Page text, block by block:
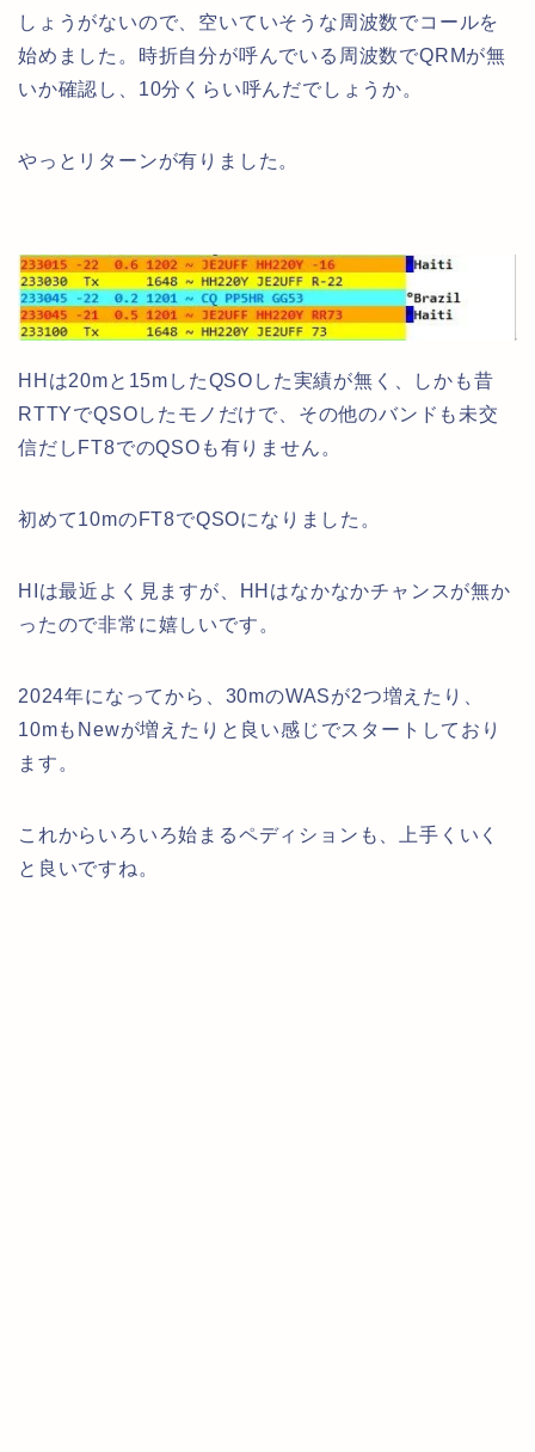
しょうがないので、空いていそうな周波数でコールを
始めました。時折自分が呼んでいる周波数でQRMが無
いか確認し、10分くらい呼んだでしょうか。
やっとリターンが有りました。
HHは20mと15mしたQSOした実績が無く、しかも昔
RTTYでQSOしたモノだけで、その他のバンドも未交
信だしFT8でのQSOも有りません。
初めて10mのFT8でQSOになりました。
HIは最近よく見ますが、HHはなかなかチャンスが無か
ったので非常に嬉しいです。
2024年になってから、30mのWASが2つ増えたり、
10mもNewが増えたりと良い感じでスタートしており
ます。
これからいろいろ始まるペディションも、上手くいく
と良いですね。